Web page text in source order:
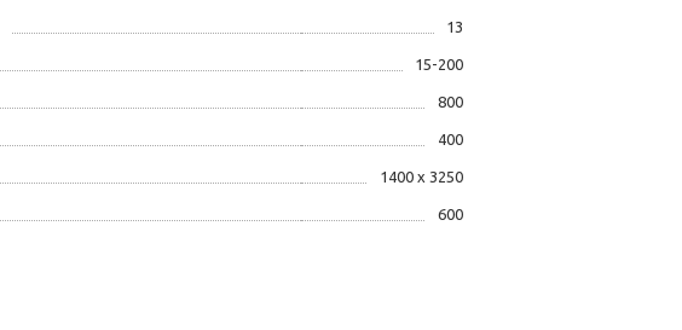
13
15-200
800
400
1400 х 3250
600